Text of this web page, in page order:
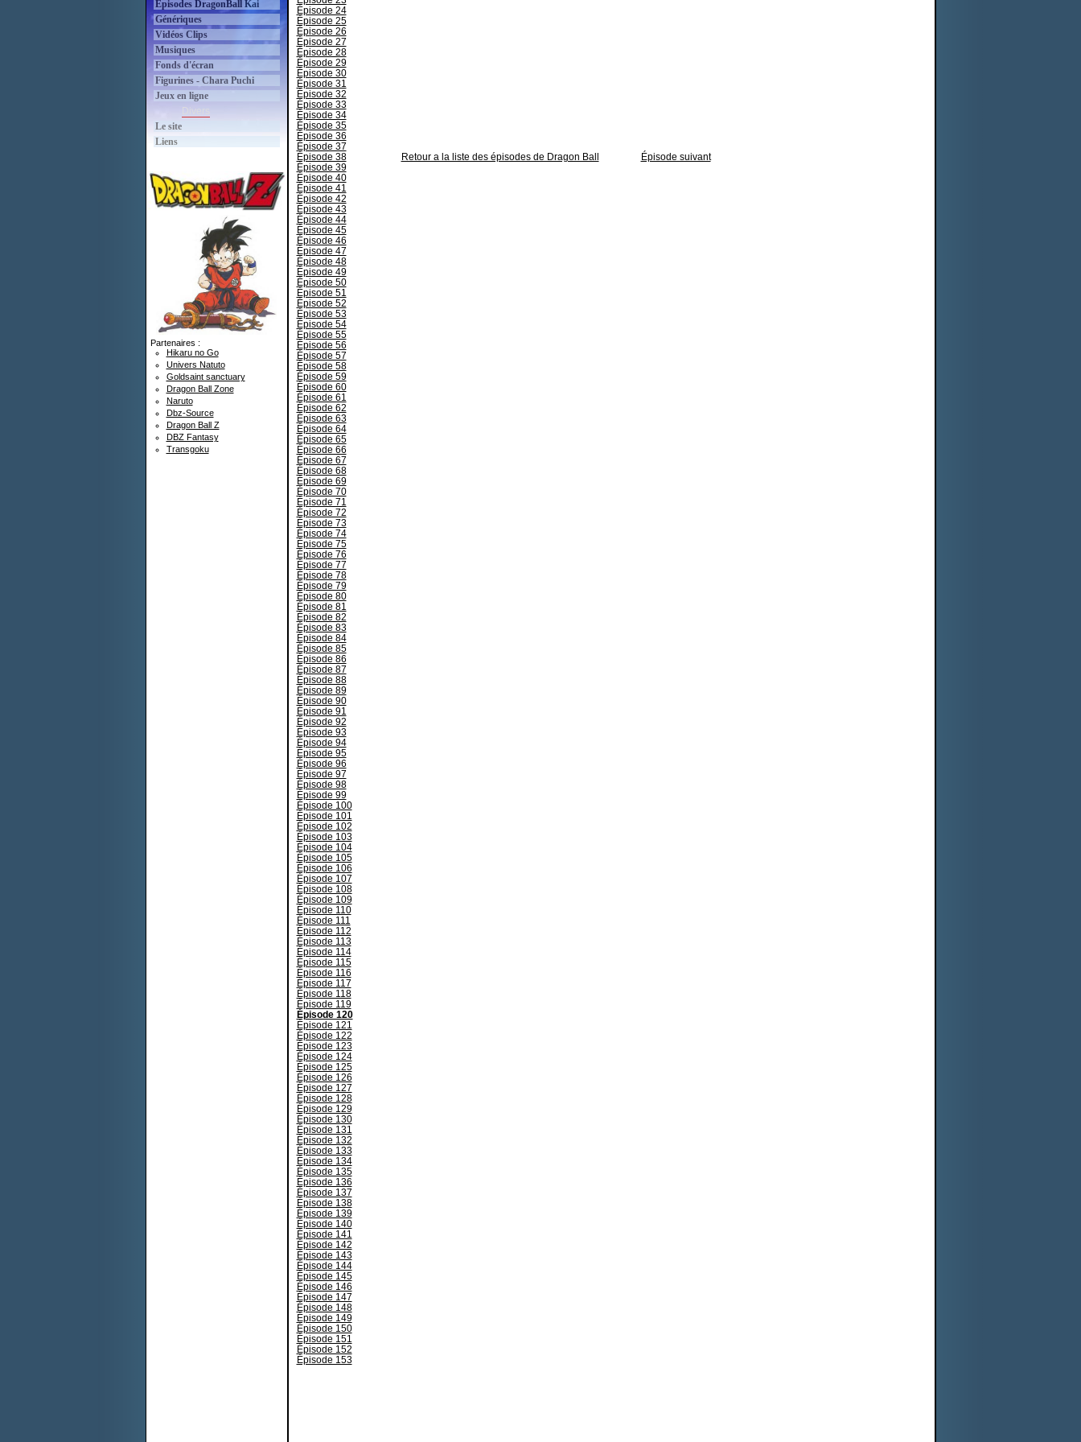
Épisodes DragonBall Kai
Génériques
Vidéos Clips
Musiques
Fonds d'écran
Figurines - Chara Puchi
Jeux en ligne
Le site
Liens
Partenaires :
Hikaru no Go
Univers Natuto
Goldsaint sanctuary
Dragon Ball Zone
Naruto
Dbz-Source
Dragon Ball Z
DBZ Fantasy
Transgoku
Épisode 24
Épisode 25
Épisode 26
Épisode 27
Épisode 28
Épisode 29
Épisode 30
Épisode 31
Épisode 32
Épisode 33
Épisode 34
Épisode 35
Épisode 36
Épisode 37
Épisode 38
Épisode 39
Épisode 40
Épisode 41
Épisode 42
Épisode 43
Épisode 44
Épisode 45
Épisode 46
Épisode 47
Épisode 48
Épisode 49
Épisode 50
Épisode 51
Épisode 52
Épisode 53
Épisode 54
Épisode 55
Épisode 56
Épisode 57
Épisode 58
Épisode 59
Épisode 60
Épisode 61
Épisode 62
Épisode 63
Épisode 64
Épisode 65
Épisode 66
Épisode 67
Épisode 68
Épisode 69
Épisode 70
Épisode 71
Épisode 72
Épisode 73
Épisode 74
Épisode 75
Épisode 76
Épisode 77
Épisode 78
Épisode 79
Épisode 80
Épisode 81
Épisode 82
Épisode 83
Épisode 84
Épisode 85
Épisode 86
Épisode 87
Épisode 88
Épisode 89
Épisode 90
Épisode 91
Épisode 92
Épisode 93
Épisode 94
Épisode 95
Épisode 96
Épisode 97
Épisode 98
Épisode 99
Épisode 100
Épisode 101
Épisode 102
Épisode 103
Épisode 104
Épisode 105
Épisode 106
Épisode 107
Épisode 108
Épisode 109
Épisode 110
Épisode 111
Épisode 112
Épisode 113
Épisode 114
Épisode 115
Épisode 116
Épisode 117
Épisode 118
Épisode 119
Épisode 120
Épisode 121
Épisode 122
Épisode 123
Épisode 124
Épisode 125
Épisode 126
Épisode 127
Épisode 128
Épisode 129
Épisode 130
Épisode 131
Épisode 132
Épisode 133
Épisode 134
Épisode 135
Épisode 136
Épisode 137
Épisode 138
Épisode 139
Épisode 140
Épisode 141
Épisode 142
Épisode 143
Épisode 144
Épisode 145
Épisode 146
Épisode 147
Épisode 148
Épisode 149
Épisode 150
Épisode 151
Épisode 152
Épisode 153
Retour a la liste des épisodes de Dragon Ball Épisode suivant